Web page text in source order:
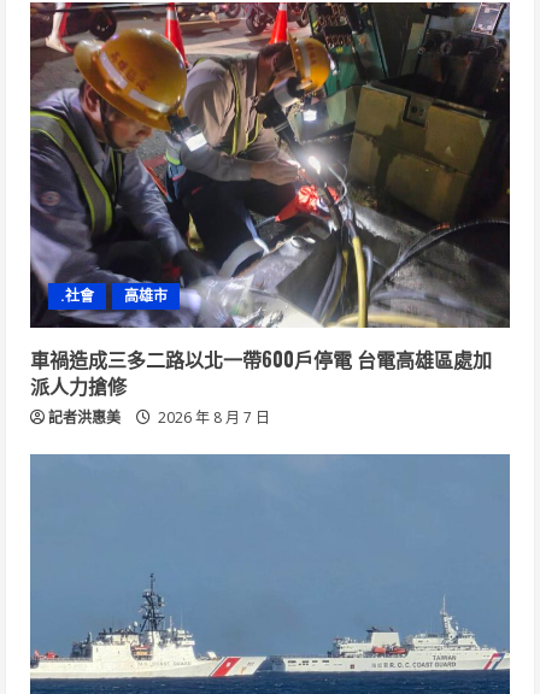
.社會 高雄市
車禍造成三多二路以北一帶600戶停電 台電高雄區處加
派人力搶修
記者洪惠美 2026 年 8 月 7 日